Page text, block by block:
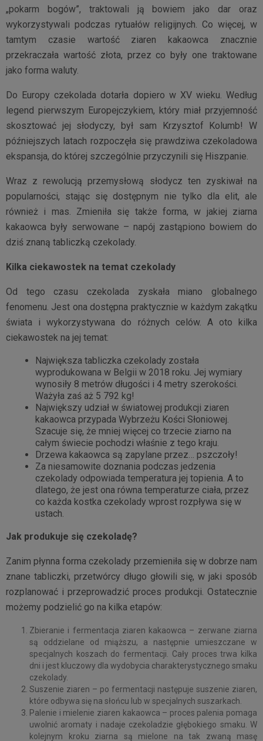
„pokarm bogów”, traktowali ją bowiem jako dar oraz
wykorzystywali podczas rytuałów religijnych. Co więcej, w
tamtym czasie wartość ziaren kakaowca znacznie
przekraczała wartość złota, przez co były one traktowane
jako forma waluty.
Do Europy czekolada dotarła dopiero w XV wieku. Według
legend pierwszym Europejczykiem, który miał przyjemność
skosztować jej słodyczy, był sam Krzysztof Kolumb! W
późniejszych latach rozpoczęła się prawdziwa czekoladowa
ekspansja, do której szczególnie przyczynili się Hiszpanie.
Wraz z rewolucją przemysłową słodycz ten zyskiwał na
popularności, stając się dostępnym nie tylko dla elit, ale
również i mas. Zmieniła się także forma, w jakiej ziarna
kakaowca były serwowane – napój zastąpiono bowiem do
dziś znaną tabliczką czekolady.
Kilka ciekawostek na temat czekolady
Od tego czasu czekolada zyskała miano globalnego
fenomenu. Jest ona dostępna praktycznie w każdym zakątku
świata i wykorzystywana do różnych celów. A oto kilka
ciekawostek na jej temat:
Największa tabliczka czekolady została
wyprodukowana w Belgii w 2018 roku. Jej wymiary
wynosiły 8 metrów długości i 4 metry szerokości.
Ważyła zaś aż 5 792 kg!
Największy udział w światowej produkcji ziaren
kakaowca przypada Wybrzeżu Kości Słoniowej.
Szacuje się, że mniej więcej co trzecie ziarno na
całym świecie pochodzi właśnie z tego kraju.
Drzewa kakaowca są zapylane przez… pszczoły!
Za niesamowite doznania podczas jedzenia
czekolady odpowiada temperatura jej topienia. A to
dlatego, że jest ona równa temperaturze ciała, przez
co każda kostka czekolady wprost rozpływa się w
ustach.
Jak produkuje się czekoladę?
Zanim płynna forma czekolady przemieniła się w dobrze nam
znane tabliczki, przetwórcy długo głowili się, w jaki sposób
rozplanować i przeprowadzić proces produkcji. Ostatecznie
możemy podzielić go na kilka etapów:
Zbieranie i fermentacja ziaren kakaowca – zerwane ziarna
są oddzielane od miąższu, a następnie umieszczane w
specjalnych koszach do fermentacji. Cały proces trwa kilka
dni i jest kluczowy dla wydobycia charakterystycznego smaku
czekolady.
Suszenie ziaren – po fermentacji następuje suszenie ziaren,
które odbywa się na słońcu lub w specjalnych suszarkach.
Palenie i mielenie ziaren kakaowca – proces palenia pomaga
uwolnić aromaty i nadaje czekoladzie głębokiego smaku. W
kolejnym kroku ziarna są mielone na tak zwaną masę